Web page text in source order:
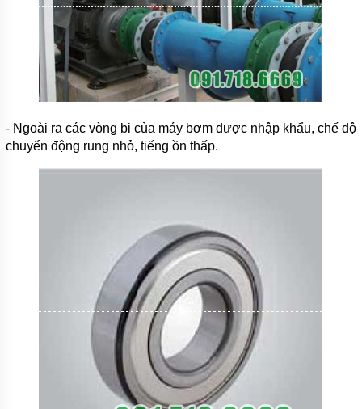
- Ngoài ra các vòng bi của máy bơm được nhập khẩu, chế độ
chuyển động rung nhỏ, tiếng ồn thấp.